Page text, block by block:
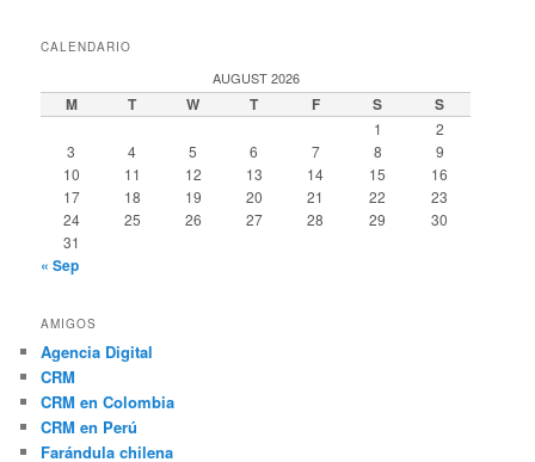
CALENDARIO
AUGUST 2026
M T W T F S S
1
2
3
4 5 6 7 8
9
10
11 12 13 14 15
16
17
18 19 20 21 22
23
24
25 26 27 28 29
30
31
« Sep
AMIGOS
Agencia Digital
CRM
CRM en Colombia
CRM en Perú
Farándula chilena